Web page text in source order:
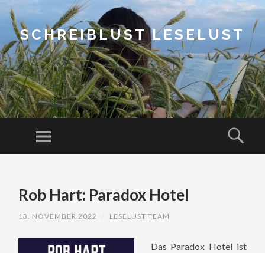
SCHREIBLUST LESELUST
Menu
CONTENTRob Hart: Paradox Hotel
13. NOVEMBER 2022 LESELUST TEAM
Das Paradox Hotel ist